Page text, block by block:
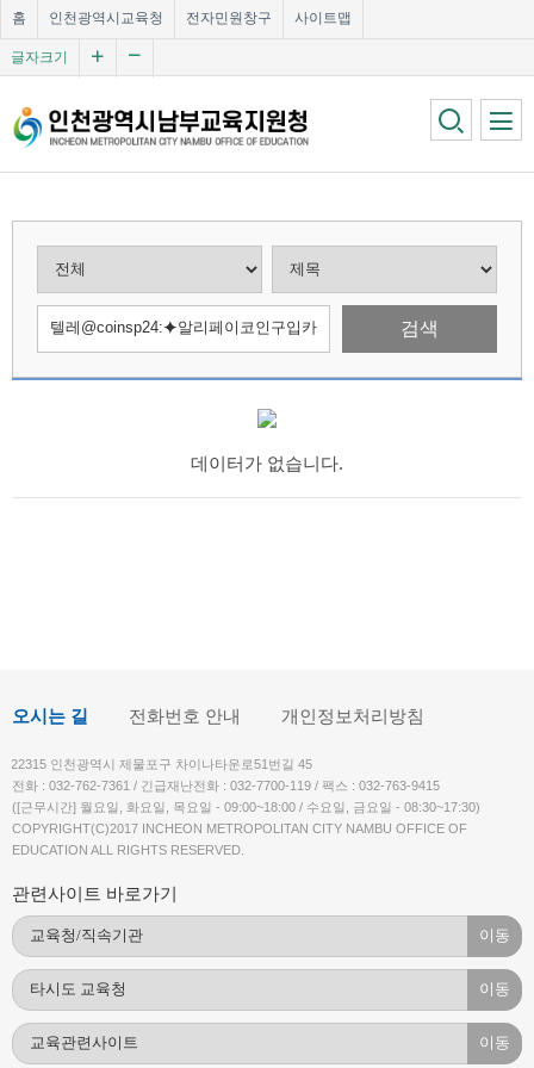
홈 인천광역시교육청 전자민원창구 사이트맵
글자크기
검색
데이터가 없습니다.
오시는 길 전화번호 안내 개인정보처리방침
22315 인천광역시 제물포구 차이나타운로51번길 45
전화 : 032-762-7361 / 긴급재난전화 : 032-7700-119 / 팩스 : 032-763-9415
([근무시간] 월요일, 화요일, 목요일 - 09:00~18:00 / 수요일, 금요일 - 08:30~17:30)
COPYRIGHT(C)2017 INCHEON METROPOLITAN CITY NAMBU OFFICE OF
EDUCATION ALL RIGHTS RESERVED.
관련사이트 바로가기
이동
이동
이동